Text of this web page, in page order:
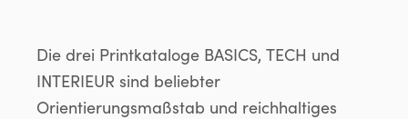
Die drei Printkataloge BASICS, TECH und
INTERIEUR sind beliebter
Orientierungsmaßstab und reichhaltiges